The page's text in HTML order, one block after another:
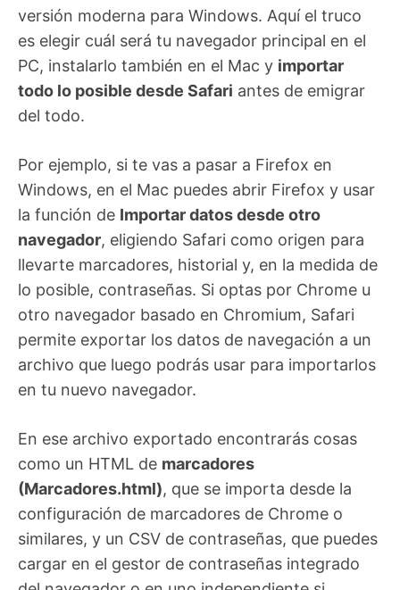
versión moderna para Windows. Aquí el truco
es elegir cuál será tu navegador principal en el
PC, instalarlo también en el Mac y importar
todo lo posible desde Safari antes de emigrar
del todo.
Por ejemplo, si te vas a pasar a Firefox en
Windows, en el Mac puedes abrir Firefox y usar
la función de Importar datos desde otro
navegador, eligiendo Safari como origen para
llevarte marcadores, historial y, en la medida de
lo posible, contraseñas. Si optas por Chrome u
otro navegador basado en Chromium, Safari
permite exportar los datos de navegación a un
archivo que luego podrás usar para importarlos
en tu nuevo navegador.
En ese archivo exportado encontrarás cosas
como un HTML de marcadores
(Marcadores.html), que se importa desde la
configuración de marcadores de Chrome o
similares, y un CSV de contraseñas, que puedes
cargar en el gestor de contraseñas integrado